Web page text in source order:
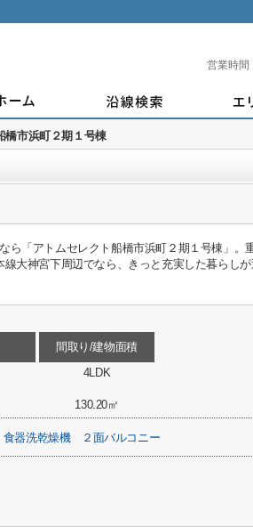
営業時間
橋市浜町２期１号棟
ら「アトムセレクト船橋市浜町２期１号棟」。
大神宮下周辺でなら、きっと充実した暮らし
間取り/建物面積
4LDK
130.20㎡
食器洗乾燥機 ２面バルコニー